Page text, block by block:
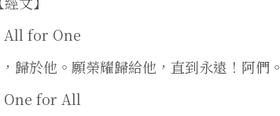
All for One
歸於他。願榮耀歸給他，直到永遠！阿們。
One for All